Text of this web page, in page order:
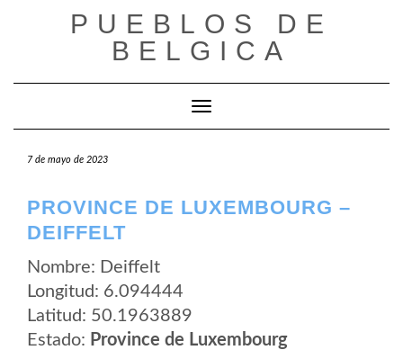
PUEBLOS DE
BELGICA
Cambiar modo de navegación
7 de mayo de 2023
PROVINCE DE LUXEMBOURG –
DEIFFELT
Nombre: Deiffelt
Longitud: 6.094444
Latitud: 50.1963889
Estado: Province de Luxembourg